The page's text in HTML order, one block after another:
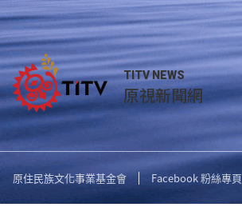
TITV NEWS
原視新聞網
原住民族文化事業基金會 Facebook 粉絲專頁